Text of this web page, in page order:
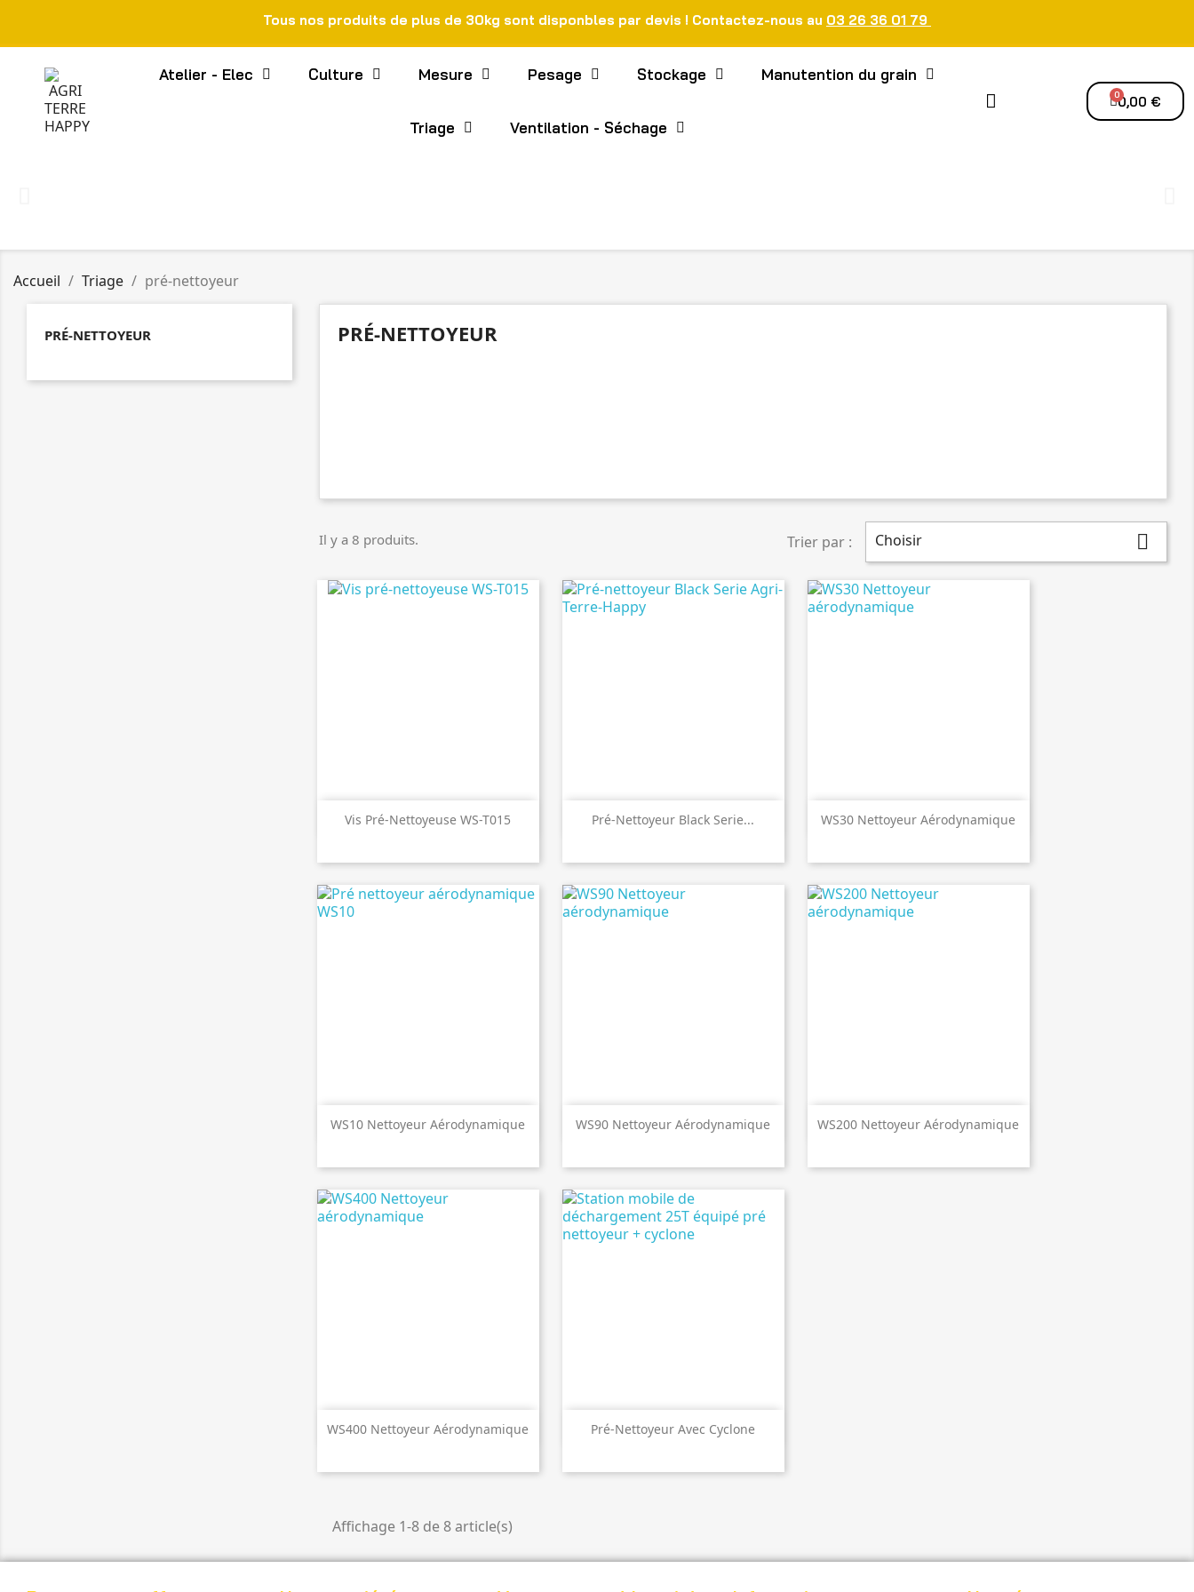
Tous nos produits de plus de 30kg sont disponbles par devis ! Contactez-nous au 03 26 36 01 79
Atelier - Elec Culture Mesure Pesage Stockage Manutention du grain
Triage Ventilation - Séchage
0,00 €
Accueil Triage pré-nettoyeur
PRÉ-NETTOYEUR PRÉ-NETTOYEUR
Il y a 8 produits. Trier par : Choisir 
Vis Pré-Nettoyeuse WS-T015
 Aperçu rapide Pré-Nettoyeur Black Serie...
 Aperçu rapide WS30 Nettoyeur Aérodynamique
 Aperçu rapide
WS10 Nettoyeur Aérodynamique
 Aperçu rapide WS90 Nettoyeur Aérodynamique
 Aperçu rapide WS200 Nettoyeur Aérodynamique
 Aperçu rapide
WS400 Nettoyeur Aérodynamique
 Aperçu rapide Pré-Nettoyeur Avec Cyclone
 Aperçu rapide
Affichage 1-8 de 8 article(s)